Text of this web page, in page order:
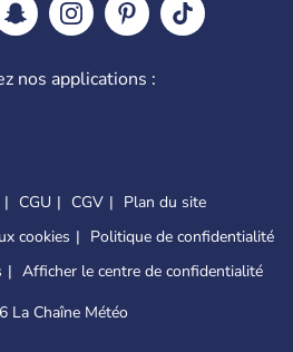
nos applications :
CGU CGV
Plan du site
cookies
Politique de confidentialité
Afficher le centre de confidentialité
La Chaîne Météo